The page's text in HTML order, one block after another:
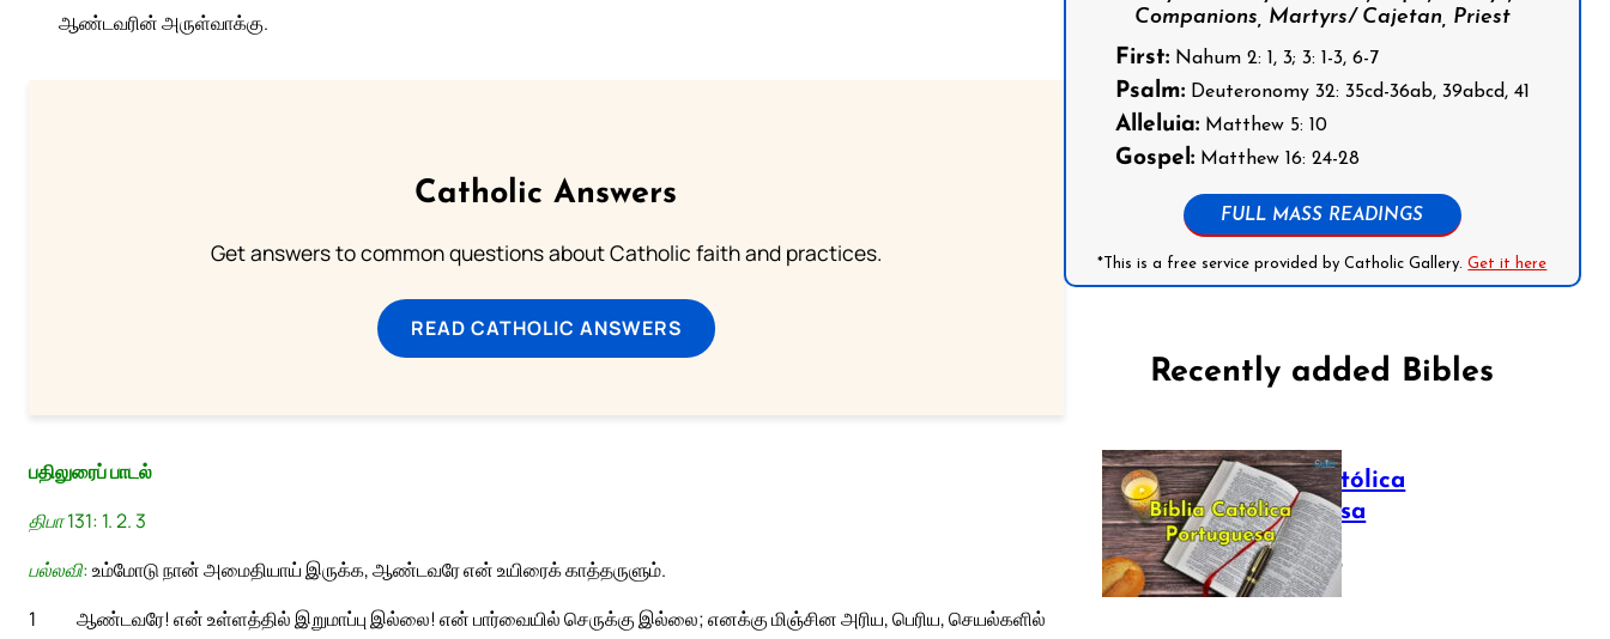
ஆண்டவரின் அருள்வாக்கு.
Catholic Answers
Get answers to common questions about Catholic faith and practices.
READ CATHOLIC ANSWERS
பதிலுரைப் பாடல்
திபா 131: 1. 2. 3
பல்லவி:உம்மோடு நான் அமைதியாய் இருக்க, ஆண்டவரே என் உயிரைக் காத்தருளும்.
1
ஆண்டவரே! என் உள்ளத்தில் இறுமாப்பு இல்லை! என் பார்வையில் செருக்கு இல்லை; எனக்கு மிஞ்சின அரிய, பெரிய, செயல்களில்
Companions, Martyrs/ Cajetan, Priest
First:Nahum 2: 1, 3; 3: 1-3, 6-7
Psalm:Deuteronomy 32: 35cd-36ab, 39abcd, 41
Alleluia:Matthew 5: 10
Gospel:Matthew 16: 24-28
FULL MASS READINGS
*This is a free service provided by Catholic Gallery.Get it here
Recently added Bibles
Bíblia Católica
Portuguesa
July 16, 2025